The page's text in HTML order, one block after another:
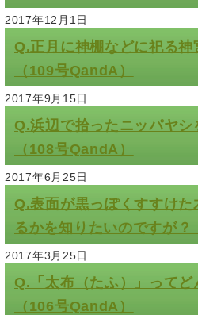
2017年12月1日
Q.正月に神棚などに祀る神
（109号QandA）
2017年9月15日
Q.浜辺で拾ったニッパヤシ
（108号QandA）
2017年6月25日
Q.表面が黒っぽくすすけ
るかを知りたいのですが？
2017年3月25日
Q.「太布（たふ）」ってど
（106号QandA）